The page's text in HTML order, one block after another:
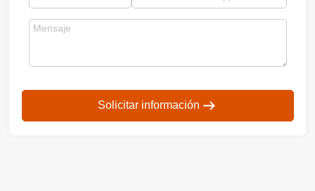
Solicitar información